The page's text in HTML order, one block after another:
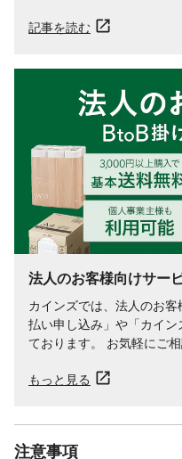
記事を読む
法人のお客様向けサー
カインズでは、法人のお
払い申し込み」や「カイ
ております。 お気軽にご相
もっと見る
注意事項